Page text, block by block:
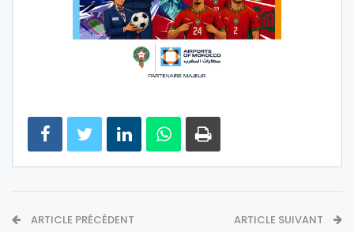
ARTICLE PRÉCÉDENT ARTICLE SUIVANT